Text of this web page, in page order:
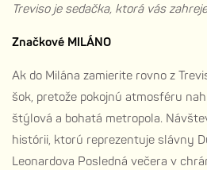
Treviso je sedačka, ktorá vás
Značkové MILÁNO
Ak do Milána zamierite rovno z
šok, pretože pokojnú atmosféru
štýlová a bohatá metropola.
histórii, ktorú reprezentuje slávny
Leonardova Posledná večera v